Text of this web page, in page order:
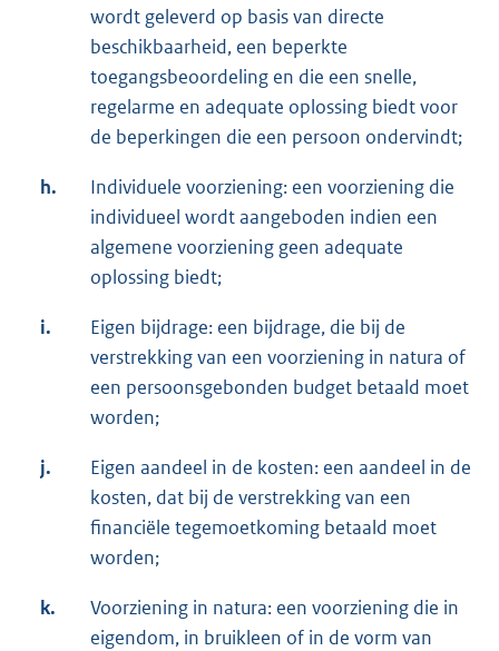
wordt geleverd op basis van directe
beschikbaarheid, een beperkte
toegangsbeoordeling en die een snelle,
regelarme en adequate oplossing biedt voor
de beperkingen die een persoon ondervindt;
h.
Individuele voorziening: een voorziening die
individueel wordt aangeboden indien een
algemene voorziening geen adequate
oplossing biedt;
i.
Eigen bijdrage: een bijdrage, die bij de
verstrekking van een voorziening in natura of
een persoonsgebonden budget betaald moet
worden;
j.
Eigen aandeel in de kosten: een aandeel in de
kosten, dat bij de verstrekking van een
financiële tegemoetkoming betaald moet
worden;
k.
Voorziening in natura: een voorziening die in
eigendom, in bruikleen of in de vorm van